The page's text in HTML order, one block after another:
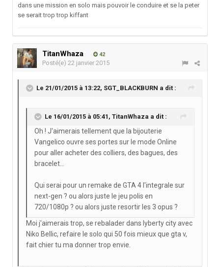
dans une mission en solo mais pouvoir le conduire et se la peter
se serait trop trop kiffant
TitanWhaza 42
Posté(e) 22 janvier 2015
Le 21/01/2015 à 13:22, SGT_BLACKBURN a dit :
Le 16/01/2015 à 05:41, TitanWhaza a dit :
Oh ! J'aimerais tellement que la bijouterie
Vangelico ouvre ses portes sur le mode Online
pour aller acheter des colliers, des bagues, des
bracelet...
Qui serai pour un remake de GTA 4 l'integrale sur
next-gen ? ou alors juste le jeu polis en
720/1080p ? ou alors juste resortir les 3 opus ?
Moi j'aimerais trop, se rebalader dans lyberty city avec
Niko Bellic, refaire le solo qui 50 fois mieux que gta v,
fait chier tu ma donner trop envie.